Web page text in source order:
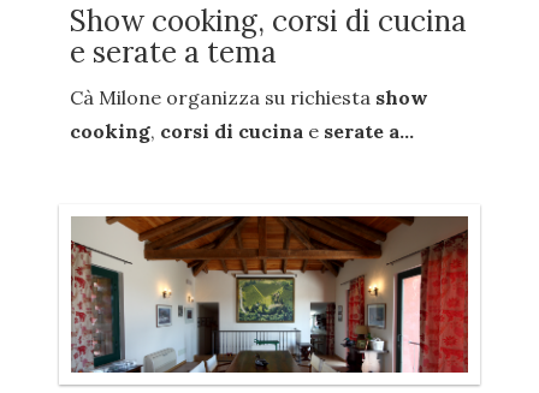
Show cooking, corsi di cucina
e serate a tema
Cà Milone organizza su richiesta show
cooking, corsi di cucina e serate a...